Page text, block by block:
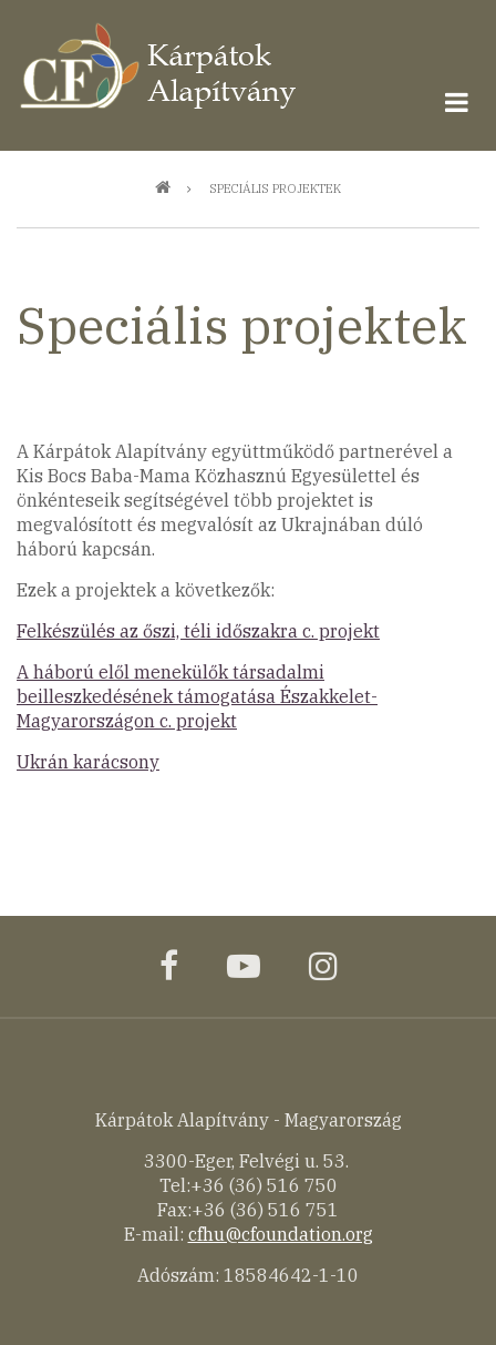
tartalomra
SPECIÁLIS PROJEKTEK
Speciális projektek
A Kárpátok Alapítvány együttműködő partnerével a
Kis Bocs Baba-Mama Közhasznú Egyesülettel és
önkénteseik segítségével több projektet is
megvalósított és megvalósít az Ukrajnában dúló
háború kapcsán.
Ezek a projektek a következők:
Felkészülés az őszi, téli időszakra c. projekt
A háború elől menekülők társadalmi
beilleszkedésének támogatása Északkelet-
Magyarországon c. projekt
Ukrán karácsony
facebookyoutubeinstagram
Kárpátok Alapítvány - Magyarország
3300-Eger, Felvégi u. 53.
Tel:+36 (36) 516 750
Fax:+36 (36) 516 751
E-mail: cfhu@cfoundation.org
Adószám: 18584642-1-10